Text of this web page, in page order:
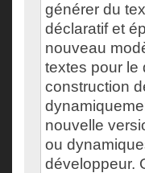
générer du
déclaratif et
nouveau
textes pour le
construction
nouvelle
ou
développeur.